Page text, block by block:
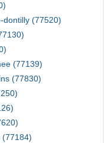
dontilly (77520)
(77139)
(77830)
(77184)